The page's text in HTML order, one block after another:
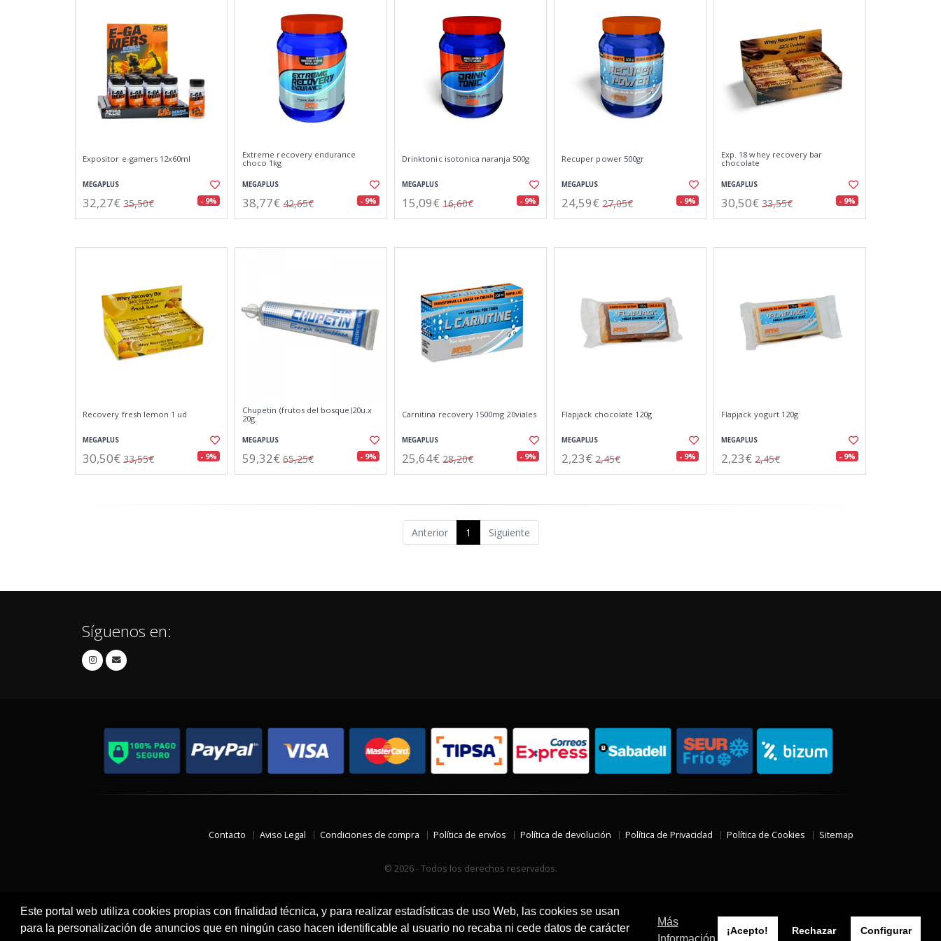
Este portal web utiliza cookies propias con finalidad técnica, y para realizar estadísticas de uso Web, las cookies se usan
para la personalización de anuncios que en ningún caso hacen identificable al usuario no recaba ni cede datos de carácter
Más
Información
¡Acepto! Rechazar Configurar
Expositor e-gamers 12x60ml
MEGAPLUS
32,27€ 35,50€ - 9%
Extreme recovery endurance
choco 1kg
MEGAPLUS
38,77€ 42,65€ - 9%
Drinktonic isotonica naranja 500g
MEGAPLUS
15,09€ 16,60€ - 9%
Recuper power 500gr
MEGAPLUS
24,59€ 27,05€ - 9%
Exp. 18 whey recovery bar
chocolate
MEGAPLUS
30,50€ 33,55€ - 9%
Recovery fresh lemon 1 ud
MEGAPLUS
30,50€ 33,55€ - 9%
Chupetin (frutos del bosque)20u.x
20g.
MEGAPLUS
59,32€ 65,25€ - 9%
Carnitina recovery 1500mg 20viales
MEGAPLUS
25,64€ 28,20€ - 9%
Flapjack chocolate 120g
MEGAPLUS
2,23€ 2,45€ - 9%
Flapjack yogurt 120g
MEGAPLUS
2,23€ 2,45€ - 9%
Anterior 1 Siguiente
Síguenos en:
Contacto Aviso Legal Condiciones de compra Política de envíos Política de devolución Política de Privacidad Política de Cookies Sitemap
© 2026 - Todos los derechos reservados.